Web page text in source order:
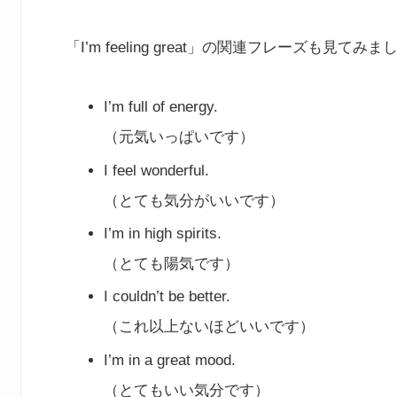
「I’m feeling great」の関連フレーズも見てみまし
I’m full of energy.
（元気いっぱいです）
I feel wonderful.
（とても気分がいいです）
I’m in high spirits.
（とても陽気です）
I couldn’t be better.
（これ以上ないほどいいです）
I’m in a great mood.
（とてもいい気分です）